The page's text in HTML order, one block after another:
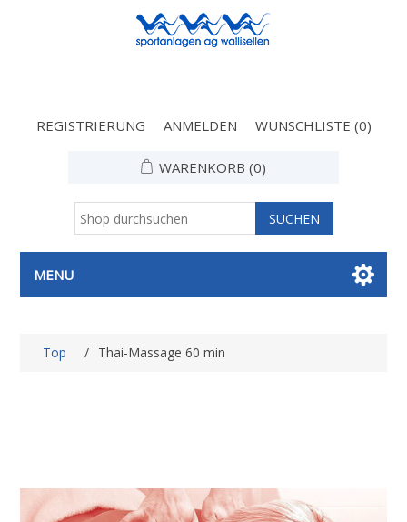
REGISTRIERUNG ANMELDEN WUNSCHLISTE (0)
WARENKORB (0)
MENU
Top / Thai-Massage 60 min